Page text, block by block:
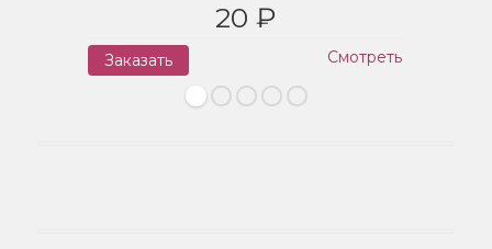
20 ₽
Заказать Смотреть